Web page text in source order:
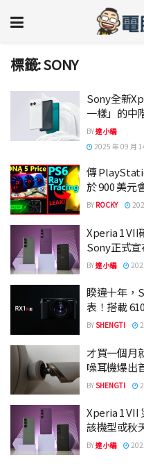
標籤:SONY
Sony全新
一樣」的中
BY達小編
2025 年 09 月
傳
於 900 美元
BY ROCKY
Xperia 1 VII
Sony正式
BY達小編
睽違十年，
表！搭載
BYSHENGTI
才買一個月
噪耳機爆出
BYSHENGTI
Xperia 1 VII
該機型或秋
BY達小編